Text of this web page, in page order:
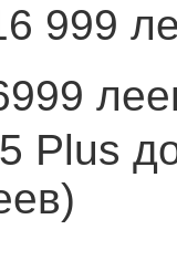
999
Plus